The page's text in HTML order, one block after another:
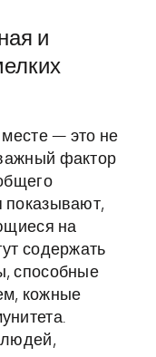
и
— это не
фактор
показывают,
на
содержать
способные
кожные
людей,